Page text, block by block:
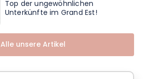
Top der ungewöhnlichen
Unterkünfte im Grand Est!
Alle unsere Artikel